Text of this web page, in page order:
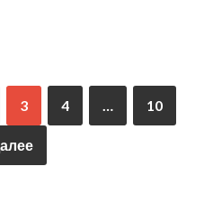
3 4 … 10